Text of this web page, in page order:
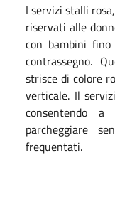
I servizi stalli
riservati alle
con bambini
contrassegno.
strisce di colore
verticale. Il
consentendo
parcheggiare
frequentati.